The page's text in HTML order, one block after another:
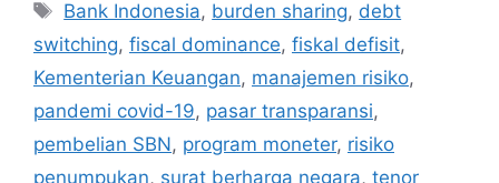
Tags
Bank Indonesia, burden sharing, debt
switching, fiscal dominance, fiskal defisit,
Kementerian Keuangan, manajemen risiko,
pandemi covid-19, pasar transparansi,
pembelian SBN, program moneter, risiko
penumpukan, surat berharga negara, tenor